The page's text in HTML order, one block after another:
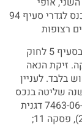
ותכונות השימוש הם כאלה המאפשרים לו להיכנס לגדרי סעיף 94
18. זכות הראויה להיות זיקת הנאה היא כאמור בסעיף 5 לחוק
זיקת הנאה
בלבד. לעניין
שליטה בנכס
[דויטש, בעמ' 442. ראו גם: ע"א (מחוזי ת"א) 7463-06-10 דגנית
לוי נ' ישראל בן יעקב [פורסם בנבו] (28/12/011), פסקה 11;